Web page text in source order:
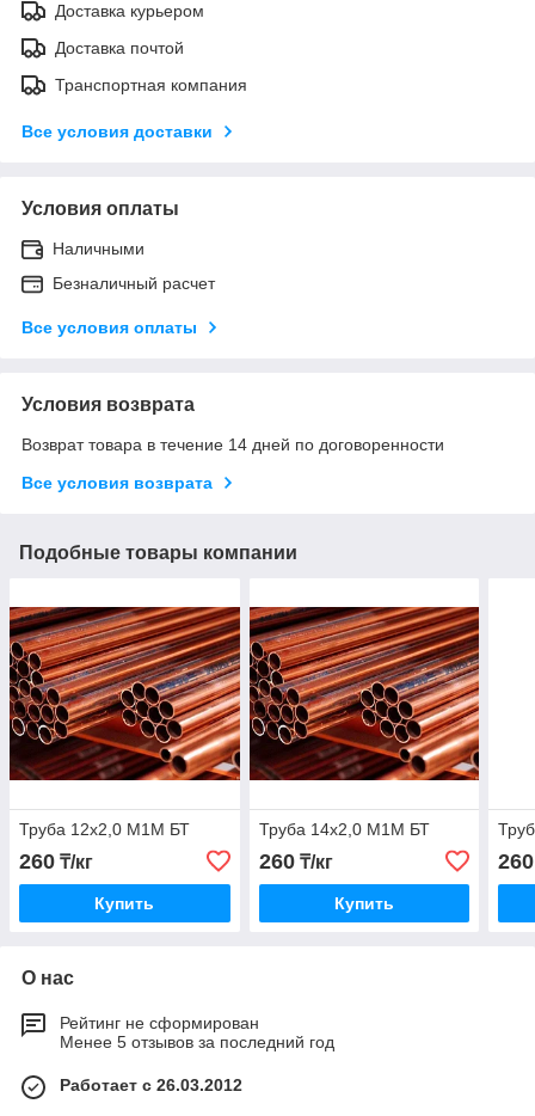
Доставка курьером
Доставка почтой
Транспортная компания
Все условия доставки
Условия оплаты
Наличными
Безналичный расчет
Все условия оплаты
Условия возврата
Возврат товара в течение 14 дней по договоренности
Все условия возврата
Подобные товары компании
Труба 12х2,0 М1М БТ
260 ₸/кг
Купить
Труба 14х2,0 М1М БТ
260₸/кг
Купить
260
О нас
Рейтинг не сформирован
Менее 5 отзывов за последний год
Работает с 26.03.2012